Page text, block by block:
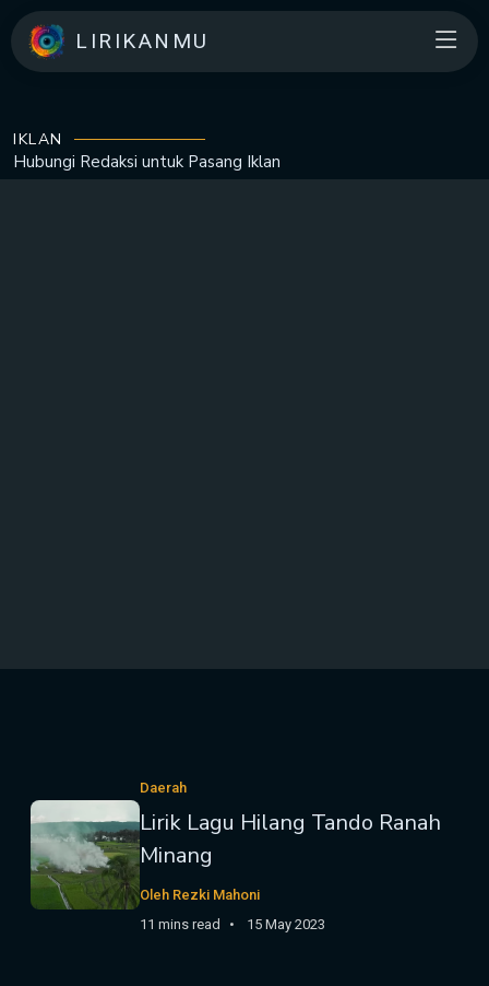
LIRIKANMU
IKLAN
Hubungi Redaksi untuk Pasang Iklan
Daerah
Lirik Lagu Hilang Tando Ranah
Minang
Oleh Rezki Mahoni
11 mins read
15 May 2023